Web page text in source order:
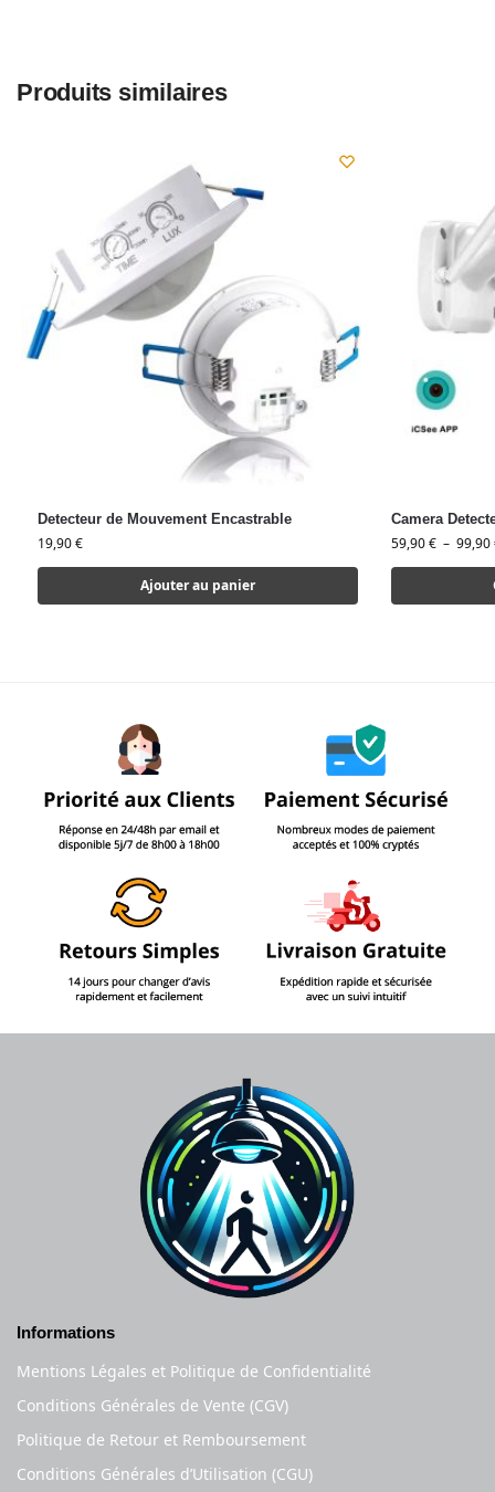
Produits similaires
Detecteur de Mouvement Encastrable
19,90€
Ajouter au panier
Camera
59,90€ – 99,90
Informations
Mentions Légales et Politique de Confidentialité
Conditions Générales de Vente (CGV)
Politique de Retour et Remboursement
Conditions Générales d’Utilisation (CGU)